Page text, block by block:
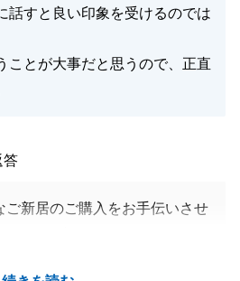
話すと良い印象を受けるのでは
ことが大事だと思うので、正直
答
ご新居のご購入をお手伝いさせ